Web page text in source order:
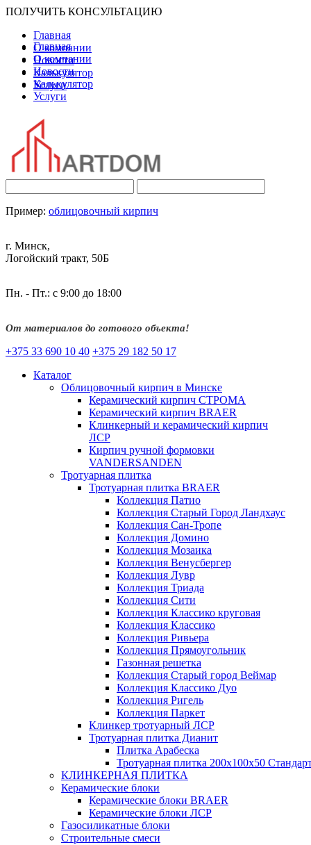
ПОЛУЧИТЬ КОНСУЛЬТАЦИЮ
Главная
О компании
Новости
Калькулятор
Услуги
Главная
О компании
Новости
Калькулятор
Услуги
Пример: облицовочный кирпич
г. Минск,
Логойский тракт, 50Б
Пн. - Пт.: с 9:00 до 18:00
От материалов до готового объекта!
+375 33 690 10 40 +375 29 182 50 17
Каталог
Облицовочный кирпич в Минске
Керамический кирпич СТРОМА
Керамический кирпич BRAER
Клинкерный и керамический кирпич
ЛСР
Кирпич ручной формовки
VANDERSANDEN
Тротуарная плитка
Тротуарная плитка BRAER
Коллекция Патио
Коллекция Старый Город Ландхаус
Коллекция Сан-Тропе
Коллекция Домино
Коллекция Мозаика
Коллекция Венусбергер
Коллекция Лувр
Коллекция Триада
Коллекция Сити
Коллекция Классико круговая
Коллекция Классико
Коллекция Ривьера
Коллекция Прямоугольник
Газонная решетка
Коллекция Старый город Веймар
Коллекция Классико Дуо
Коллекция Ригель
Коллекция Паркет
Клинкер тротуарный ЛСР
Тротуарная плитка Дианит
Плитка Арабеска
Тротуарная плитка 200х100х50
КЛИНКЕРНАЯ ПЛИТКА
Керамические блоки
Керамические блоки BRAER
Керамические блоки ЛСР
Газосиликатные блоки
Строительные смеси